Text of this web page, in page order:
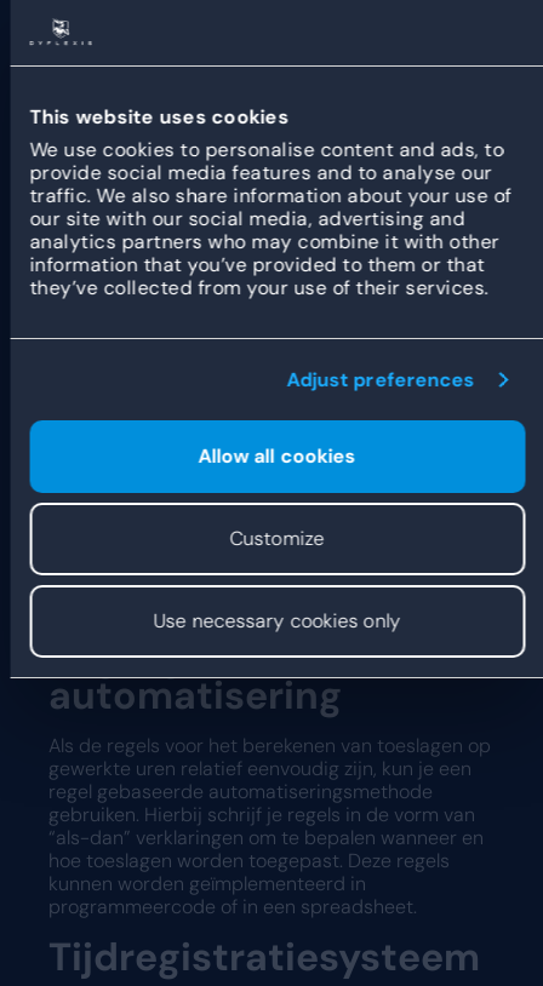
This website uses cookies
We use cookies to personalise content and ads, to
provide social media features and to analyse our
traffic. We also share information about your use of
our site with our social media, advertising and
analytics partners who may combine it with other
information that you’ve provided to them or that
they’ve collected from your use of their services.
Adjust preferences
Allow all cookies
Customize
Use necessary cookies only
de
salarisadministrateur alle salarissen en toeslagen.
Zij zijn verantwoordelijk voor het juist vertalen van
van toepassing zijn. De salarisadministratie
berekent de toeslagen en regelt de uitbetaling van
het juiste bedrag aan personeelsleden.
Het is belangrijk dat werkgevers en medewerkers
beide weten wie wanneer recht heeft op bepaalde
toeslagen. Dit leggen zij vast in de
arbeidsovereenkomst. Twijfel je of heb je vragen
over bepaalde toeslagen? Neem dan contact op
om de specifieke situatie te verduidelijken en te
Vanaf nu gaan we het
helemaal anders doen!
Er verschillende manieren om toeslagen op
van de complexiteit van de berekeningen en de
Regel gebaseerde
automatisering
Als de regels voor het berekenen van toeslagen op
gewerkte uren relatief eenvoudig zijn, kun je een
regel gebaseerde automatiseringsmethode
gebruiken. Hierbij schrijf je regels in de vorm van
“als-dan” verklaringen om te bepalen wanneer en
hoe toeslagen worden toegepast. Deze regels
kunnen worden geïmplementeerd in
programmeercode of in een spreadsheet.
Tijdregistratiesysteem